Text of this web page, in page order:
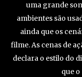
uma grande
ambientes são
ainda que os
filme. As cenas de
declara o estilo do
que